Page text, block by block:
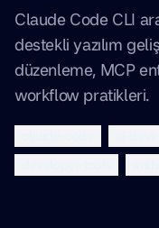
Claude Code CLI
destekli yazılım
düzenleme, MCP
workflow pratikleri.